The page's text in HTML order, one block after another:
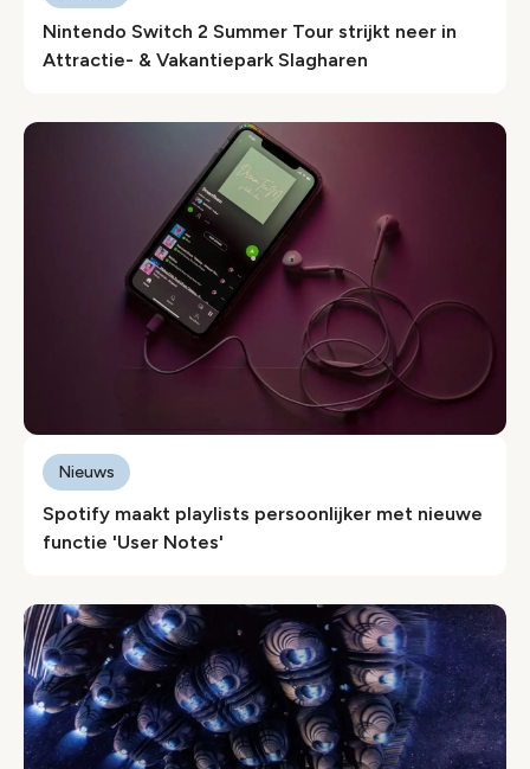
Nintendo Switch 2 Summer Tour strijkt neer in
Attractie- & Vakantiepark Slagharen
Spotify maakt playlists persoonlijker met nieuwe
functie 'User Notes'
Nieuws